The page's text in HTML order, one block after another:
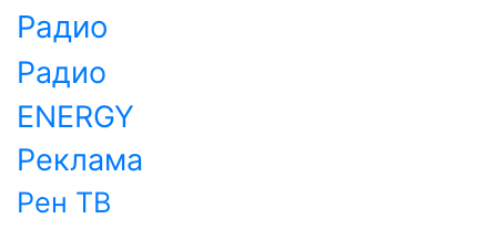
Радио
Радио
ENERGY
Реклама
Рен ТВ